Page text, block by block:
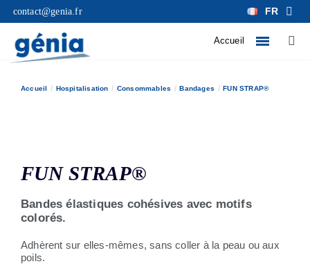
contact@genia.fr FR
Accueil
Accueil Hospitalisation Consommables Bandages FUN STRAP®
FUN STRAP®
Bandes élastiques cohésives avec motifs
colorés.
Adhèrent sur elles-mêmes, sans coller à la peau ou aux
poils.